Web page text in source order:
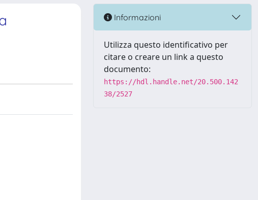
Informazioni
Utilizza questo identificativo per
citare o creare un link a questo
documento:
https://hdl.handle.net/20.500.142
38/2527